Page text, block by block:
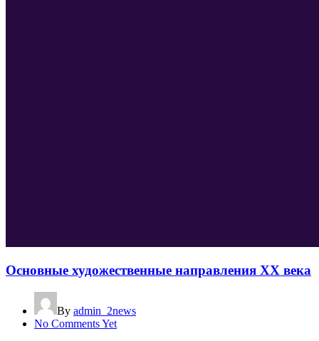
Основные художественные направления XX века
By admin_2news
No Comments Yet